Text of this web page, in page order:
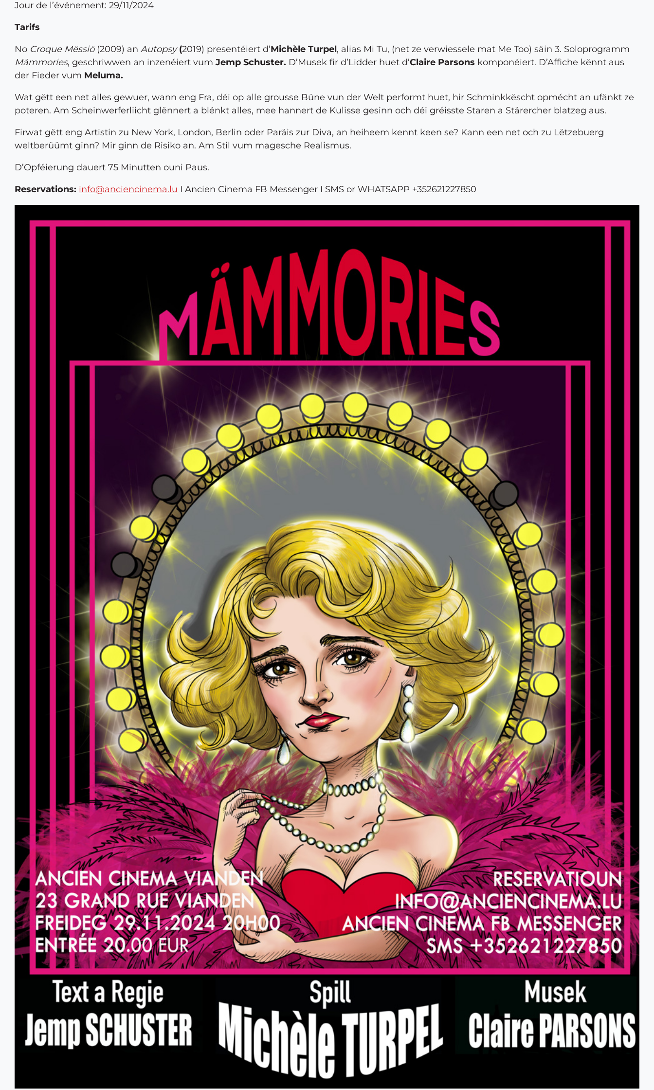
Jour de l’événement: 29/11/2024
Tarifs
No Croque Mëssiö(2009) an Autopsy(2019) presentéiert d’Michèle Turpel, alias Mi Tu, (net ze verwiessele mat Me Too) säin 3. Soloprogramm
Mämmories, geschriwwen an inzenéiert vum Jemp Schuster. D’Musek fir d’Lidder huet d’Claire Parsons komponéiert. D’Affiche kënnt aus
der Fieder vum Meluma.
Wat gëtt een net alles gewuer, wann eng Fra, déi op alle grousse Büne vun der Welt performt huet, hir Schminkkëscht opmécht an ufänkt ze
poteren. Am Scheinwerferliicht glënnert a blénkt alles, mee hannert de Kulisse gesinn och déi gréisste Staren a Stärercher blatzeg aus.
Firwat gëtt eng Artistin zu New York, London, Berlin oder Paräis zur Diva, an heiheem kennt keen se? Kann een net och zu Lëtzebuerg
weltberüümt ginn? Mir ginn de Risiko an. Am Stil vum magesche Realismus.
D’Opféierung dauert 75 Minutten ouni Paus.
Reservations: info@anciencinema.lu I Ancien Cinema FB Messenger I SMS or WHATSAPP +352621227850